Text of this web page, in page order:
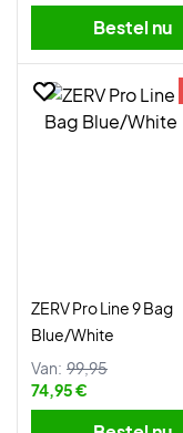
Bestel nu
ZERV Pro Line 9 Bag
Blue/White
Van: 99,95
74,95 €